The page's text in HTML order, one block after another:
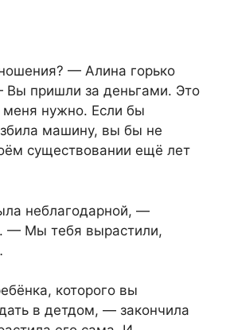
— Алина горько
Вы пришли за деньгами. Это
меня нужно. Если бы
машину, вы бы не
существовании ещё лет
неблагодарной, —
— Мы тебя вырастили,
которого вы
в детдом, — закончила